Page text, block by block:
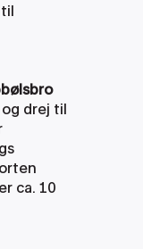
drej til
ca. 10